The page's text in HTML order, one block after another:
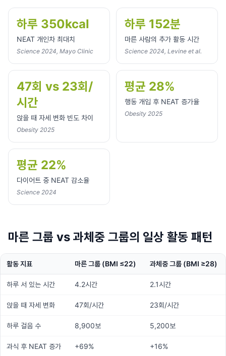
하루 350kcal
NEAT 개인차 최대치
Science 2024, Mayo Clinic
하루 152분
마른 사람의 추가 활동 시간
Science 2024, Levine et al.
47회 vs 23회/
시간
앉을 때 자세 변화 빈도 차이
Obesity 2025
평균 28%
행동 개입 후 NEAT 증가율
Obesity 2025
평균 22%
다이어트 중 NEAT 감소율
Science 2024
마른 그룹 vs 과체중 그룹의 일상 활동 패턴
활동 지표 마른 그룹 (BMI ≤22) 과체중 그룹 (BMI ≥28)
하루 서 있는 시간 4.2시간 2.1시간
앉을 때 자세 변화 47회/시간 23회/시간
하루 걸음 수 8,900보 5,200보
과식 후 NEAT 증가 +69% +16%